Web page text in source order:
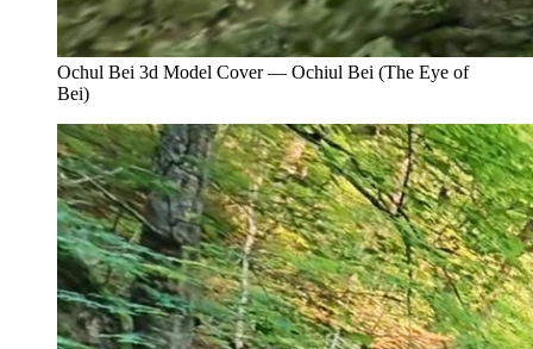
Ochul Bei 3d Model Cover — Ochiul Bei (The Eye of
Bei)